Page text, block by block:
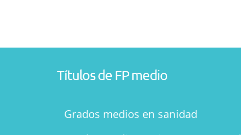
Títulos de FP medio
Grados medios en sanidad